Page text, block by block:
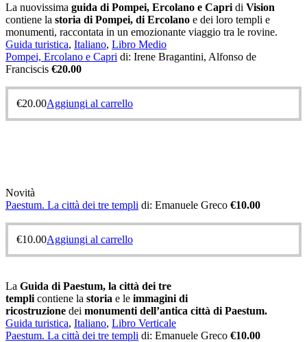
La nuovissima guida di Pompei, Ercolano e Capri di Vision
contiene la storia di Pompei, di Ercolano e dei loro templi e
monumenti, raccontata in un emozionante viaggio tra le rovine.
Guida turistica, Italiano, Libro Medio
Pompei, Ercolano e Capri di: Irene Bragantini, Alfonso de
Franciscis €20.00
€20.00Aggiungi al carrello
Novità
Paestum. La città dei tre templi di: Emanuele Greco €10.00
€10.00Aggiungi al carrello
La Guida di Paestum, la città dei tre
templi contiene la storia e le immagini di
ricostruzione dei monumenti dell’antica città di Paestum.
Guida turistica, Italiano, Libro Verticale
Paestum. La città dei tre templi di: Emanuele Greco €10.00